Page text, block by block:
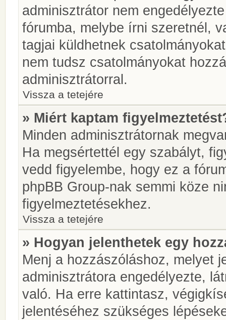
adminisztrátor nem
fórumba, melybe írni szeretnél,
tagjai küldhetnek
nem tudsz csatolmányokat
adminisztrátorral.
Vissza a tetejére
» Miért kaptam
Minden adminisztrátornak
Ha megsértettél egy szabályt,
vedd figyelembe, hogy ez a
phpBB Group-nak semmi köze
figyelmeztetésekhez.
Vissza a tetejére
» Hogyan jelenthetek egy
Menj a hozzászóláshoz, melyet
adminisztrátora engedélyezte,
való. Ha erre kattintasz,
jelentéséhez szükséges